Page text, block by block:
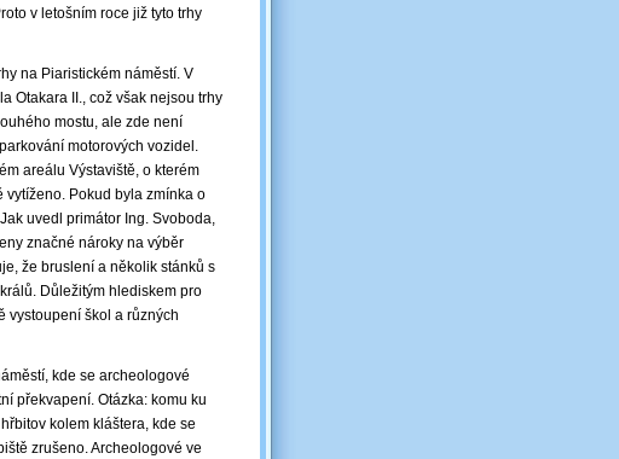
v letošním roce již tyto trhy
na Piaristickém náměstí. V
Otakara II., což však nejsou trhy
mostu, ale zde není
motorových vozidel.
areálu Výstaviště, o kterém
Pokud byla zmínka o
uvedl primátor Ing. Svoboda,
značné nároky na výběr
že bruslení a několik stánků s
Důležitým hlediskem pro
vystoupení škol a různých
kde se archeologové
překvapení. Otázka: komu ku
kolem kláštera, kde se
zrušeno. Archeologové ve